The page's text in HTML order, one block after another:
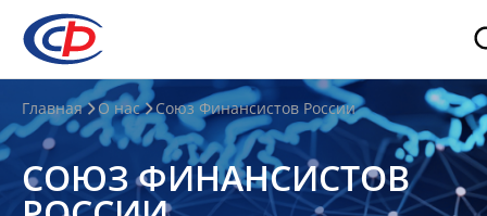
О
нас
О
СФР
Главная О нас Союз Финансистов России
СОЮЗ ФИНАНСИСТОВ